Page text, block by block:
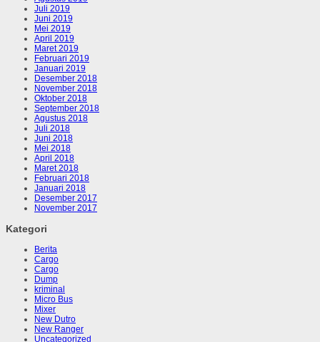
Juli 2019
Juni 2019
Mei 2019
April 2019
Maret 2019
Februari 2019
Januari 2019
Desember 2018
November 2018
Oktober 2018
September 2018
Agustus 2018
Juli 2018
Juni 2018
Mei 2018
April 2018
Maret 2018
Februari 2018
Januari 2018
Desember 2017
November 2017
Kategori
Berita
Cargo
Cargo
Dump
kriminal
Micro Bus
Mixer
New Dutro
New Ranger
Uncategorized